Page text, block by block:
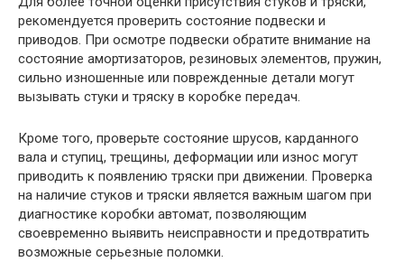
рекомендуется проверить состояние подвески и
приводов. При осмотре подвески обратите внимание на
состояние амортизаторов, резиновых элементов, пружин,
сильно изношенные или поврежденные детали могут
вызывать стуки и тряску в коробке передач.
Кроме того, проверьте состояние шрусов, карданного
вала и ступиц, трещины, деформации или износ могут
приводить к появлению тряски при движении. Проверка
на наличие стуков и тряски является важным шагом при
диагностике коробки автомат, позволяющим
своевременно выявить неисправности и предотвратить
возможные серьезные поломки.